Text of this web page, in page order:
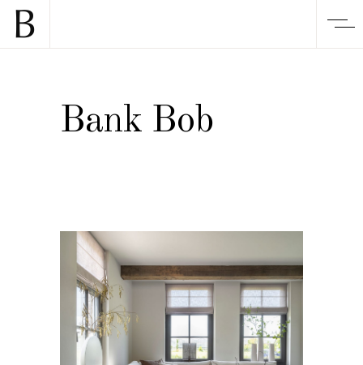
Bank Bob